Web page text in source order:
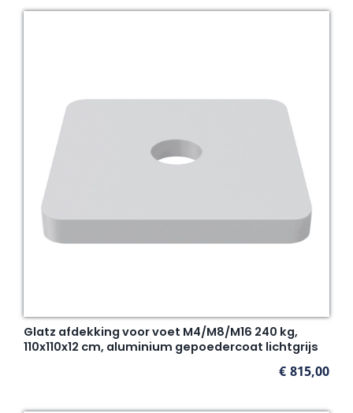
Glatz afdekking voor voet M4/M8/M16 240 kg,
110x110x12 cm, aluminium gepoedercoat lichtgrijs
€ 815,00